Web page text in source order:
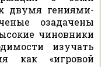
двумя гениями-
озадачены
чиновники
изучать
как «игровой